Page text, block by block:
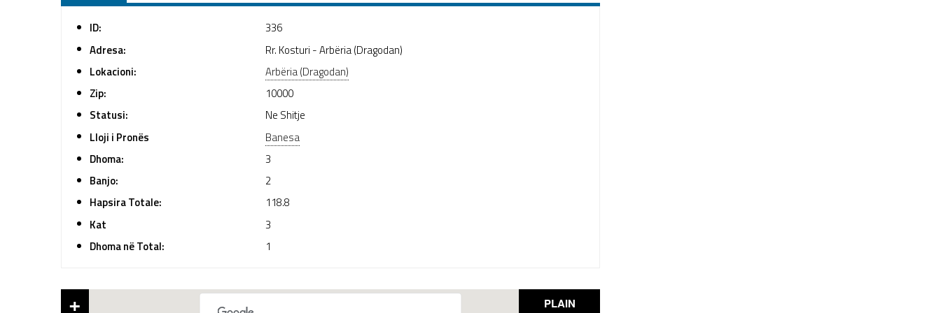
ID:
336
Adresa:
Rr. Kosturi - Arbëria (Dragodan)
Lokacioni:
Arbëria (Dragodan)
Zip:
10000
Statusi:
Ne Shitje
Lloji i Pronës
Banesa
Dhoma:
3
Banjo:
2
Hapsira Totale:
118.8
Kat
3
Dhoma në Total:
1
+ PLAIN